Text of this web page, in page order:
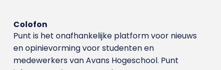
Colofon
Punt is het onafhankelijke platform voor nieuws
en opinievorming voor studenten en
medewerkers van Avans Hoge­school. Punt